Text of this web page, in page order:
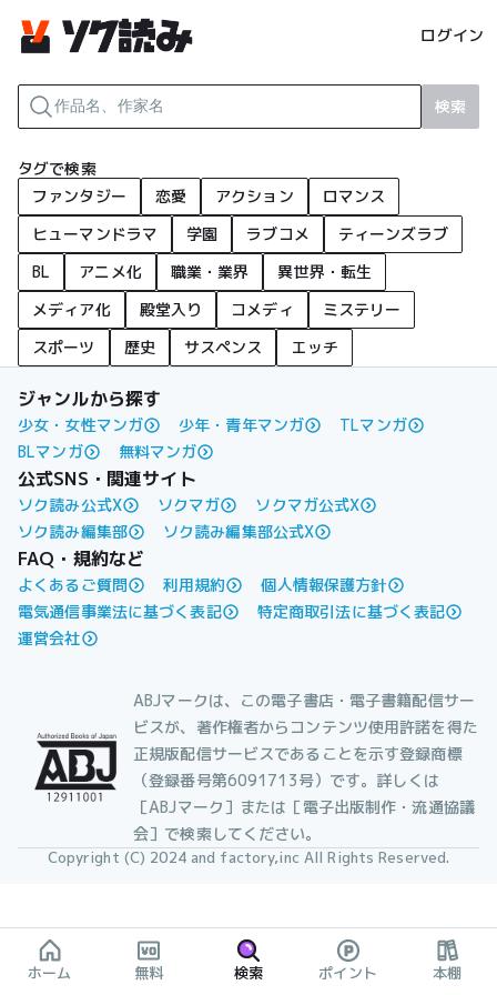
ログイン
検索
タグで検索
ファンタジー
恋愛 アクション
ロマンス
ヒューマンドラマ
学園 ラブコメ
ティーンズラブ
BL
アニメ化 職業・業界
異世界・転生
メディア化
殿堂入り コメディ
ミステリー
スポーツ
歴史 サスペンス エッチ
ジャンルから探す
少女・女性マンガ 少年・青年マンガ
TLマンガ
BLマンガ
無料マンガ
公式SNS・関連サイト
ソク読み公式X ソクマガ
ソクマガ公式X
ソク読み編集部
ソク読み編集部公式X
FAQ・規約など
よくあるご質問 利用規約
個人情報保護方針
電気通信事業法に基づく表記
特定商取引法に基づく表記
運営会社
ABJマークは、この電子書店・電子書籍配信サー
ビスが、著作権者からコンテンツ使用許諾を得た
正規版配信サービスであることを示す登録商標
（登録番号第6091713号）です。詳しくは
［ABJマーク］または［電子出版制作・流通協議
会］で検索してください。
Copyright (C) 2024 and factory,inc All Rights Reserved.
ホーム 無料 検索 ポイント 本棚